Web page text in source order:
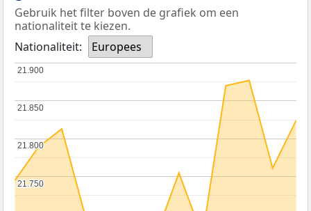
Gebruik het filter boven de grafiek om een
nationaliteit te kiezen.
Nationaliteit:
Europees
21.750
21.750
21.800
21.800
21.850
21.850
21.900
21.900